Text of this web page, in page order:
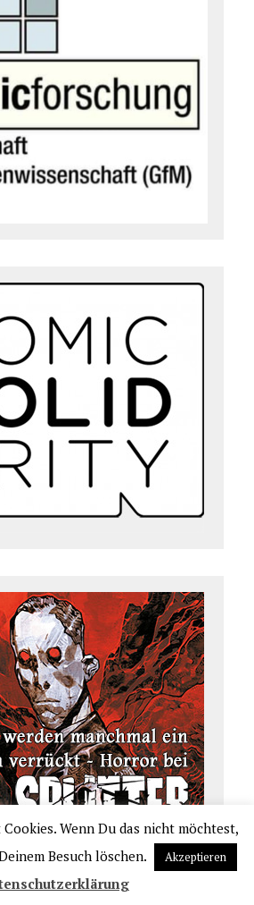
Wenn Du das nicht möchtest,
Besuch löschen.
Akzeptieren